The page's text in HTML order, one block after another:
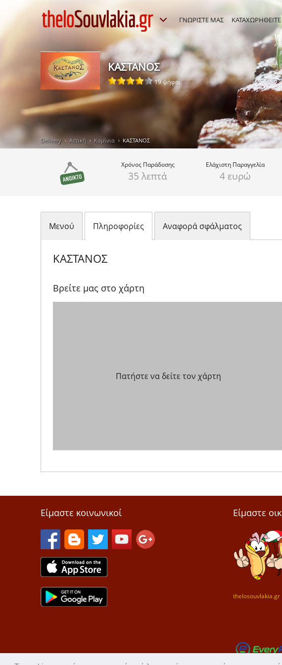
ΓΝΩΡΙΣΤΕ ΜΑΣ
ΚΑΣΤΑΝΟΣ
19 ψήφοι
Delivery Αττική Καμίνια ΚΑΣΤΑΝΟΣ
Χρόνος Παράδοσης
35 λεπτά
Ελάχιστη Παραγγελία
4 ευρώ
Μενού Πληροφορίες Αναφορά σφάλματος
ΚΑΣΤΑΝΟΣ
Βρείτε μας στο χάρτη
Πατήστε να δείτε τον χάρτη
Είμαστε κοινωνικοί Είμαστε
thelosouvlakia.gr